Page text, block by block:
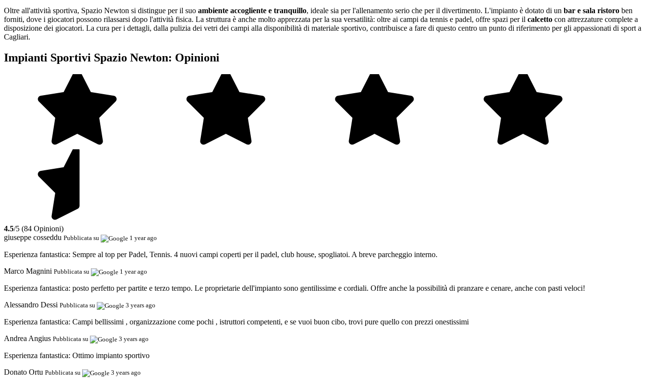
Oltre all'attività sportiva, Spazio Newton si distingue per il suo ambiente accogliente e tranquillo, ideale sia per l'allenamento serio che per il divertimento. L'impianto è dotato di un bar e sala ristoro ben
forniti, dove i giocatori possono rilassarsi dopo l'attività fisica. La struttura è anche molto apprezzata per la sua versatilità: oltre ai campi da tennis e padel, offre spazi per il calcetto con attrezzature complete a
disposizione dei giocatori. La cura per i dettagli, dalla pulizia dei vetri dei campi alla disponibilità di materiale sportivo, contribuisce a fare di questo centro un punto di riferimento per gli appassionati di sport a
Cagliari.
Impianti Sportivi Spazio Newton: Opinioni
4.5/5 (84 Opinioni)
giuseppe cosseddu Pubblicata su 1 year ago
Esperienza fantastica: Sempre al top per Padel, Tennis. 4 nuovi campi coperti per il padel, club house, spogliatoi. A breve parcheggio interno.
Marco Magnini Pubblicata su 1 year ago
Esperienza fantastica: posto perfetto per partite e terzo tempo. Le proprietarie dell'impianto sono gentilissime e cordiali. Offre anche la possibilità di pranzare e cenare, anche con pasti veloci!
Alessandro Dessi Pubblicata su 3 years ago
Esperienza fantastica: Campi bellissimi , organizzazione come pochi , istruttori competenti, e se vuoi buon cibo, trovi pure quello con prezzi onestissimi
Andrea Angius Pubblicata su 3 years ago
Esperienza fantastica: Ottimo impianto sportivo
Donato Ortu Pubblicata su 3 years ago